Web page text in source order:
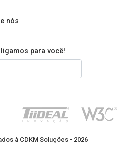
nós
para você!
à CDKM Soluções - 2026